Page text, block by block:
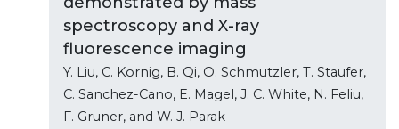
spectroscopy and X-ray
fluorescence imaging
Y. Liu, C. Kornig, B. Qi, O. Schmutzler, T. Staufer,
C. Sanchez-Cano, E. Magel, J. C. White, N. Feliu,
F. Gruner, and W. J. Parak